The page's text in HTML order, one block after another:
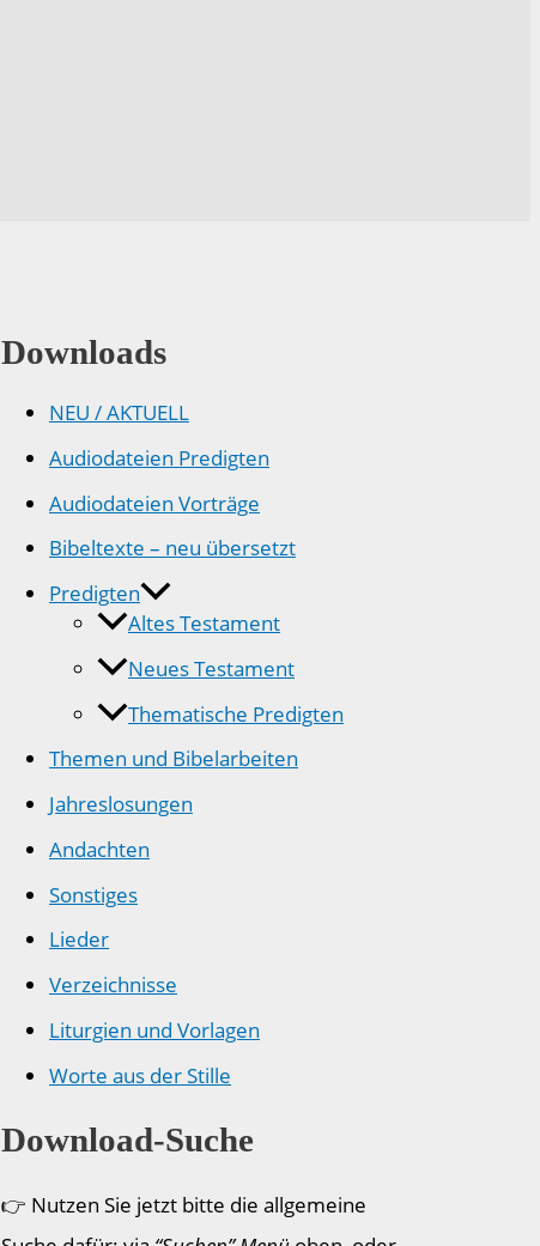
Downloads
NEU / AKTUELL
Audiodateien Predigten
Audiodateien Vorträge
Bibeltexte – neu übersetzt
Predigten
Altes Testament
Neues Testament
Thematische Predigten
Themen und Bibelarbeiten
Jahreslosungen
Andachten
Sonstiges
Lieder
Verzeichnisse
Liturgien und Vorlagen
Worte aus der Stille
Download-Suche
👉 Nutzen Sie jetzt bitte die allgemeine